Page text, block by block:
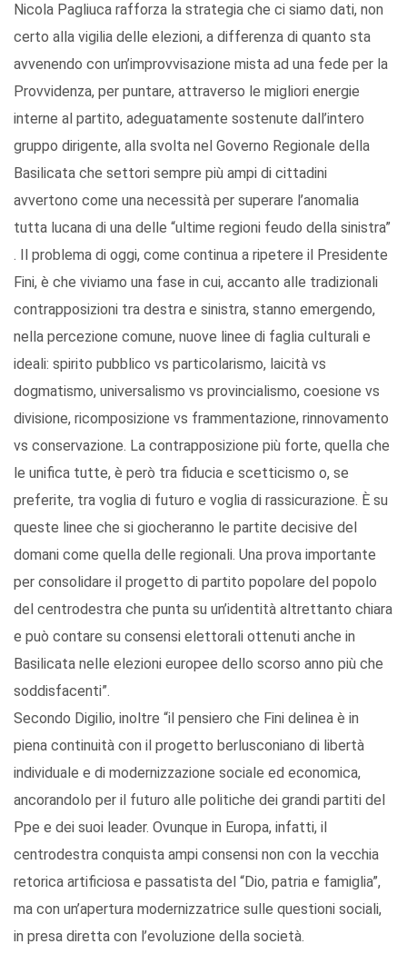
Nicola Pagliuca rafforza la strategia che ci siamo dati, non
certo alla vigilia delle elezioni, a differenza di quanto sta
avvenendo con un’improvvisazione mista ad una fede per la
Provvidenza, per puntare, attraverso le migliori energie
interne al partito, adeguatamente sostenute dall’intero
gruppo dirigente, alla svolta nel Governo Regionale della
Basilicata che settori sempre più ampi di cittadini
avvertono come una necessità per superare l’anomalia
tutta lucana di una delle “ultime regioni feudo della sinistra”
. Il problema di oggi, come continua a ripetere il Presidente
Fini, è che viviamo una fase in cui, accanto alle tradizionali
contrapposizioni tra destra e sinistra, stanno emergendo,
nella percezione comune, nuove linee di faglia culturali e
ideali: spirito pubblico vs particolarismo, laicità vs
dogmatismo, universalismo vs provincialismo, coesione vs
divisione, ricomposizione vs frammentazione, rinnovamento
vs conservazione. La contrapposizione più forte, quella che
le unifica tutte, è però tra fiducia e scetticismo o, se
preferite, tra voglia di futuro e voglia di rassicurazione. È su
queste linee che si giocheranno le partite decisive del
domani come quella delle regionali. Una prova importante
per consolidare il progetto di partito popolare del popolo
del centrodestra che punta su un’identità altrettanto chiara
e può contare su consensi elettorali ottenuti anche in
Basilicata nelle elezioni europee dello scorso anno più che
soddisfacenti”.
Secondo Digilio, inoltre “il pensiero che Fini delinea è in
piena continuità con il progetto berlusconiano di libertà
individuale e di modernizzazione sociale ed economica,
ancorandolo per il futuro alle politiche dei grandi partiti del
Ppe e dei suoi leader. Ovunque in Europa, infatti, il
centrodestra conquista ampi consensi non con la vecchia
retorica artificiosa e passatista del “Dio, patria e famiglia”,
ma con un’apertura modernizzatrice sulle questioni sociali,
in presa diretta con l’evoluzione della società.